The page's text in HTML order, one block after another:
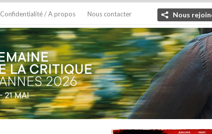
Confidentialité / A propos Nous contacter Nous